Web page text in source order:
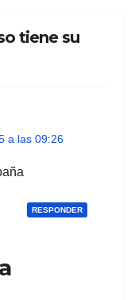
tiene su
a las 09:26
RESPONDER